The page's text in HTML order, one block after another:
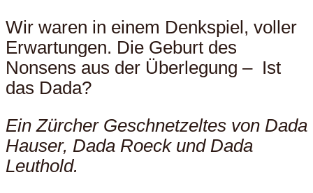
Wir waren in einem Denkspiel, voller
Erwartungen. Die Geburt des
Nonsens aus der Überlegung – Ist
das Dada?
Ein Zürcher Geschnetzeltes von Dada
Hauser, Dada Roeck und Dada
Leuthold.